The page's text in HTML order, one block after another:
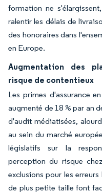
formation ne
ralentir les délais de
des honoraires dans
en Europe.
Augmentation des
risque de contentieux
Les primes d'assurance
augmenté de 18 % par an
d'audit médiatisées,
au sein du marché
législatifs sur la
perception du risque
exclusions pour les
de plus petite taille font